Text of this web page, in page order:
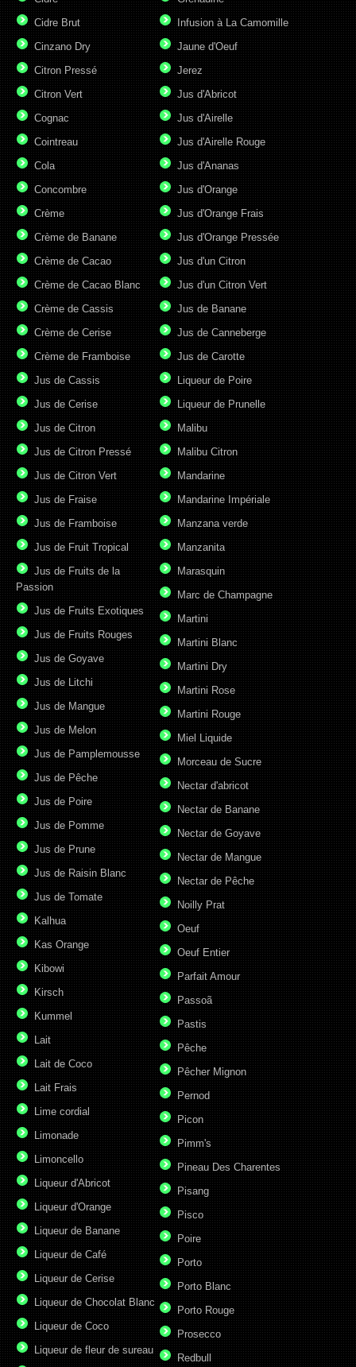
Cidre Brut
Cinzano Dry
Citron Pressé
Citron Vert
Cognac
Cointreau
Cola
Concombre
Crème
Crème de Banane
Crème de Cacao
Crème de Cacao Blanc
Crème de Cassis
Crème de Cerise
Crème de Framboise
Infusion à La Camomille
Jaune d'Oeuf
Jerez
Jus d'Abricot
Jus d'Airelle
Jus d'Airelle Rouge
Jus d'Ananas
Jus d'Orange
Jus d'Orange Frais
Jus d'Orange Pressée
Jus d'un Citron
Jus d'un Citron Vert
Jus de Banane
Jus de Canneberge
Jus de Carotte
Jus de Cassis
Jus de Cerise
Jus de Citron
Jus de Citron Pressé
Jus de Citron Vert
Jus de Fraise
Jus de Framboise
Jus de Fruit Tropical
Jus de Fruits de la
Passion
Jus de Fruits Exotiques
Jus de Fruits Rouges
Jus de Goyave
Jus de Litchi
Jus de Mangue
Jus de Melon
Jus de Pamplemousse
Jus de Pêche
Jus de Poire
Jus de Pomme
Jus de Prune
Jus de Raisin Blanc
Jus de Tomate
Kalhua
Kas Orange
Kibowi
Kirsch
Kummel
Lait
Lait de Coco
Lait Frais
Lime cordial
Limonade
Limoncello
Liqueur d'Abricot
Liqueur d'Orange
Liqueur de Banane
Liqueur de Café
Liqueur de Cerise
Liqueur de Chocolat Blanc
Liqueur de Coco
Liqueur de fleur de sureau
Liqueur de Poire
Liqueur de Prunelle
Malibu
Malibu Citron
Mandarine
Mandarine Impériale
Manzana verde
Manzanita
Marasquin
Marc de Champagne
Martini
Martini Blanc
Martini Dry
Martini Rose
Martini Rouge
Miel Liquide
Morceau de Sucre
Nectar d'abricot
Nectar de Banane
Nectar de Goyave
Nectar de Mangue
Nectar de Pêche
Noilly Prat
Oeuf
Oeuf Entier
Parfait Amour
Passoã
Pastis
Pêche
Pêcher Mignon
Pernod
Picon
Pimm's
Pineau Des Charentes
Pisang
Pisco
Poire
Porto
Porto Blanc
Porto Rouge
Prosecco
Redbull